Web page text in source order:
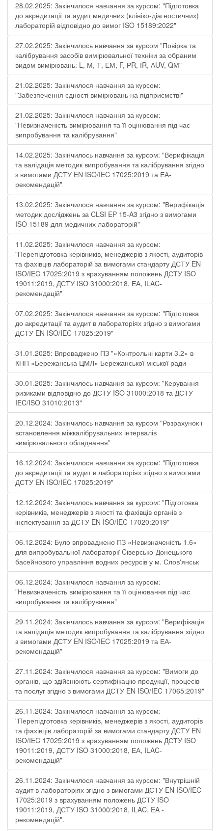
28.02.2025: Закінчилося навчання за курсом: "Підготовка
до акредитації та аудит медичних (клініко-діагностичних)
лабораторій відповідно до вимог ISO 15189:2022"
27.02.2025: Закінчилось навчання за курсом "Повірка та
калібрування засобів вимірювальної техніки за обраним
видом вимірювань: L, М, Т, ЕМ, F, РR, ІR, АUV, QМ"
21.02.2025: Закінчилося навчання за курсом:
"Забезпечення єдності вимірювань на підприємстві"
21.02.2025: Закінчилося навчання за курсом:
"Невизначеність вимірювання та її оцінювання під час
випробування та калібрування"
14.02.2025: Закінчилось навчання за курсом: "Верифікація
та валідація методик випробування та калібрування згідно
з вимогами ДСТУ EN ISO/IEC 17025:2019 та ЕА-
рекомендацій"
13.02.2025: Закінчилося навчання за курсом: "Верифікація
методик досліджень за CLSI EP 15-A3 згідно з вимогами
ISO 15189 для медичних лабораторій"
11.02.2025: Закінчилося навчання за курсом:
"Перепідготовка керівників, менеджерів з якості, аудиторів
та фахівців лабораторій за вимогами стандарту ДСТУ EN
ISO/IEC 17025:2019 з врахуванням положень ДСТУ ISO
19011:2019, ДСТУ ISO 31000:2018, ЕА, ILAC-
рекомендацій"
07.02.2025: Закінчилося навчання за курсом: "Підготовка
до акредитації та аудит в лабораторіях згідно з вимогами
ДСТУ EN ISO/IEC 17025:2019"
31.01.2025: Впроваджено ПЗ "«Контрольні карти 3.2» в
КНП «Бережанська ЦМЛ» Бережанської міської ради
30.01.2025: Закінчилось навчання за курсом: "Керування
ризиками відповідно до ДСТУ ISO 31000:2018 та ДСТУ
IEC/ISO 31010:2013"
20.12.2024: Закінчилось навчання за курсом "Розрахунок і
встановлення міжкалібрувальних інтервалів
вимірювального обладнання"
16.12.2024: Закінчилося навчання за курсом: "Підготовка
до акредитації та аудит в лабораторіях згідно з вимогами
ДСТУ EN ISO/IEC 17025:2019"
12.12.2024: Закінчилось навчання за курсом: "Підготовка
керівників, менеджерів з якості та фахівців органів з
інспектування за ДСТУ EN ISO/IEC 17020:2019"
06.12.2024: Було впроваджено ПЗ «Невизначеність 1.6»
для випробувальної лабораторії Cіверсько-Донецького
басейнового управління водних ресурсів у м. Слов'янськ
06.12.2024: Закінчилося навчання за курсом:
"Невизначеність вимірювання та її оцінювання під час
випробування та калібрування"
29.11.2024: Закінчилось навчання за курсом: "Верифікація
та валідація методик випробування та калібрування згідно
з вимогами ДСТУ EN ISO/IEC 17025:2019 та ЕА-
рекомендацій"
27.11.2024: Закінчилося навчання за курсом: "Вимоги до
органів, що здійснюють сертифікацію продукції, процесів
та послуг згідно з вимогами ДСТУ EN ISO/IEC 17065:2019"
26.11.2024: Закінчилося навчання за курсом:
"Перепідготовка керівників, менеджерів з якості, аудиторів
та фахівців лабораторій за вимогами стандарту ДСТУ EN
ISO/IEC 17025:2019 з врахуванням положень ДСТУ ISO
19011:2019, ДСТУ ISO 31000:2018, ЕА, ILAC-
рекомендацій"
26.11.2024: Закінчилося навчання за курсом: "Внутрішній
аудит в лабораторіях згідно з вимогами ДСТУ EN ISO/IEC
17025:2019 з врахуванням положень ДСТУ ISO
19011:2019, ДСТУ ISO 31000:2018, ILAC, EA -
рекомендацій".